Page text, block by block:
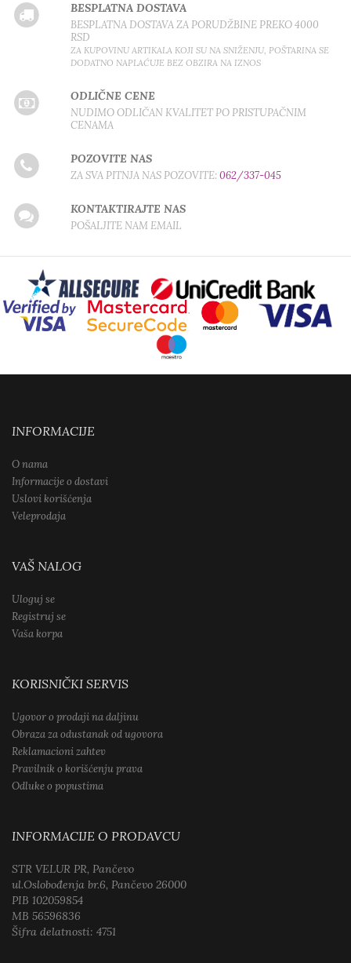
BESPLATNA DOSTAVA
BESPLATNA DOSTAVA ZA PORUDŽBINE PREKO 4000
RSD
ZA KUPOVINU ARTIKALA KOJI SU NA SNIŽENJU, POŠTARINA SE
DODATNO NAPLAĆUJE BEZ OBZIRA NA IZNOS
ODLIČNE CENE
NUDIMO ODLIČAN KVALITET PO PRISTUPAČNIM
CENAMA
POZOVITE NAS
ZA SVA PITNJA NAS POZOVITE:062/337-045
KONTAKTIRAJTE NAS
POŠALJITE NAM EMAIL
INFORMACIJE
O nama
Informacije o dostavi
Uslovi korišćenja
Veleprodaja
VAŠ NALOG
Uloguj se
Registruj se
Vaša korpa
KORISNIČKI SERVIS
Ugovor o prodaji na daljinu
Obraza za odustanak od ugovora
Reklamacioni zahtev
Pravilnik o korišćenju prava
Odluke o popustima
INFORMACIJE O PRODAVCU
STR VELUR PR, Pančevo
ul.Oslobođenja br.6, Pančevo 26000
PIB 102059854
MB 56596836
Šifra delatnosti: 4751